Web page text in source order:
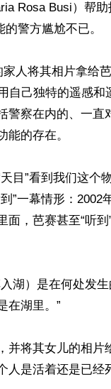
Rosa Busi）帮
警方尴尬不已。
人将其相片拿给
自己独特的遥感和
警察在内的、一直
的存在。
目”看到我们这个
”一幕情形：2002
，芭赛甚至“听
湖）是在何处发
在湖里。”
将其女儿的相片
人是活着还是已经